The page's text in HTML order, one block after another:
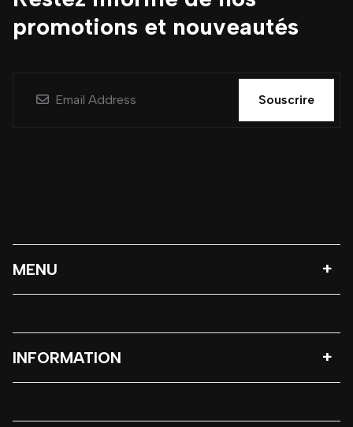
promotions et nouveautés
Souscrire
MENU
INFORMATION